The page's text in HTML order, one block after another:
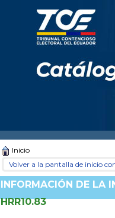
Inicio
Volver a la pantalla de inicio
INFORMACIÓN DE LA
HRR10.83